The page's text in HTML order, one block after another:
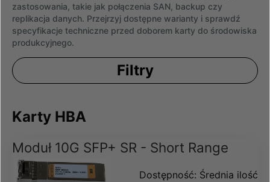
zastosowania, takie jak połączenia SAN, backup czy
replikacja danych. Przejrzyj dostępne warianty i sprawdź
specyfikacje techniczne przed doborem karty do środowiska
produkcyjnego.
Filtry
Karty HBA
Moduł 10G SFP+ SR - Short Range
Dostępność: Średnia ilość